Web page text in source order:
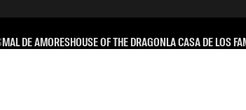
MAL DE AMORESHOUSE OF THE DRAGONLA CASA DE LOS